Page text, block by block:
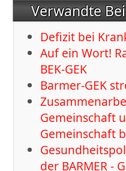
Verwandte
Defizit bei
Auf ein Wort!
BEK-GEK
Barmer-GEK
Gemeinschaft
Gemeinschaft
der BARMER -